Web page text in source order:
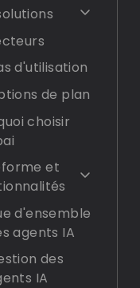
d'utilisation
de plan
choisir
et
d'ensemble
agents IA
des
IA